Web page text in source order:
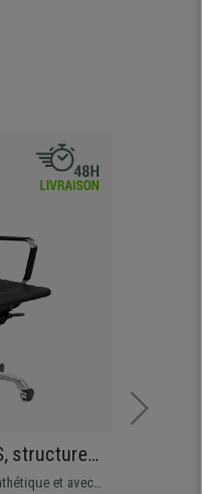
structure
et avec